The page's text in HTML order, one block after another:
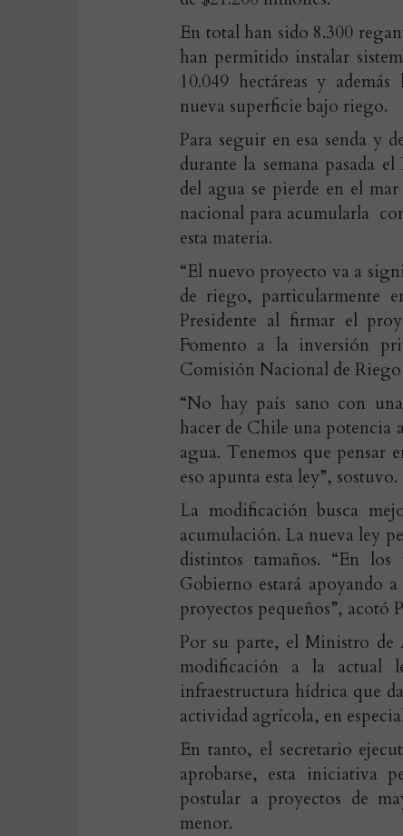
En total han sido 8.300
han permitido instalar
10.049 hectáreas y
nueva superficie bajo riego.
Para seguir en esa senda y
durante la semana pasada
del agua se pierde en el
nacional para acumularla
esta materia.
“El nuevo proyecto va a
de riego, particularmente
Presidente al firmar el
Fomento a la inversión
Comisión Nacional de
“No hay país sano con
hacer de Chile una potencia
agua. Tenemos que pensar
eso apunta esta ley”, sostuvo.
La modificación busca
acumulación. La nueva ley
distintos tamaños. “En
Gobierno estará apoyando
proyectos pequeños”, acotó
Por su parte, el Ministro de
modificación a la actual
infraestructura hídrica que
actividad agrícola, en
En tanto, el secretario
aprobarse, esta iniciativa
postular a proyectos de
menor.